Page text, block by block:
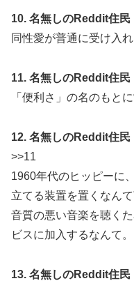
10. 名無しのReddit住民
同性愛が普通に受け入
11. 名無しのReddit住民
「便利さ」の名のもと
12. 名無しのReddit住民
>>11
1960年代のヒッピーに
立てる装置を置くなん
音質の悪い音楽を聴く
ビスに加入するなんて。
13. 名無しのReddit住民